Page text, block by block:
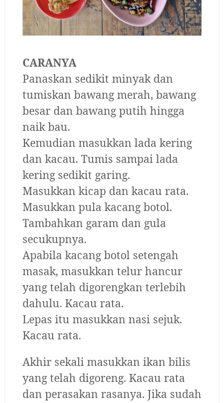
CARANYA
Panaskan sedikit minyak dan
tumiskan bawang merah, bawang
besar dan bawang putih hingga
naik bau.
Kemudian masukkan lada kering
dan kacau. Tumis sampai lada
kering sedikit garing.
Masukkan kicap dan kacau rata.
Masukkan pula kacang botol.
Tambahkan garam dan gula
secukupnya.
Apabila kacang botol setengah
masak, masukkan telur hancur
yang telah digorengkan terlebih
dahulu. Kacau rata.
Lepas itu masukkan nasi sejuk.
Kacau rata.
Akhir sekali masukkan ikan bilis
yang telah digoreng. Kacau rata
dan perasakan rasanya. Jika sudah